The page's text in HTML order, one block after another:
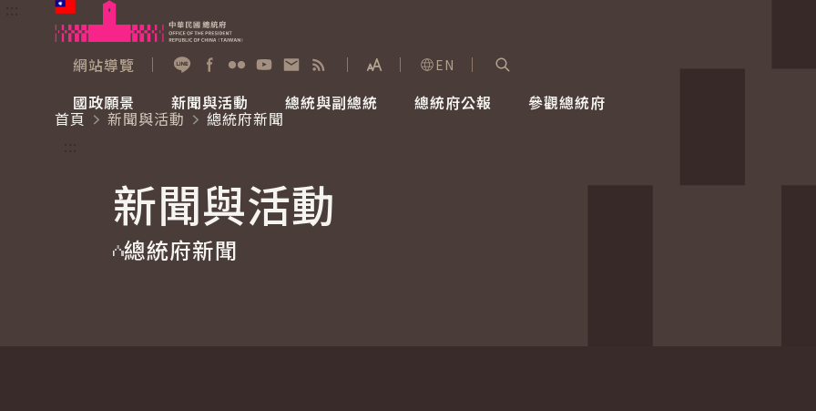
跳到主要內容
網站導覽
展開字級選單
EN
國政願景
國家氣候變遷對策委員會
重要談話
新聞與活動
總統府新聞
影音頻道
總統與副總統
賴清德總統
總統府公報 參觀總統府
參觀資訊
首頁
新聞與活動
總統府新聞
新聞與活動
總統府新聞